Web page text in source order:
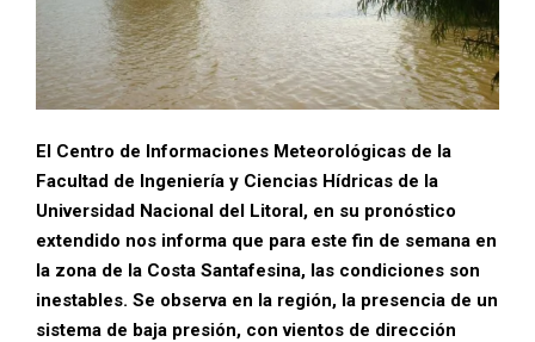
El Centro de Informaciones Meteorológicas de la
Facultad de Ingeniería y Ciencias Hídricas de la
Universidad Nacional del Litoral, en su pronóstico
extendido nos informa que para este fin de semana en
la zona de la Costa Santafesina, las condiciones son
inestables. Se observa en la región, la presencia de un
sistema de baja presión, con vientos de dirección